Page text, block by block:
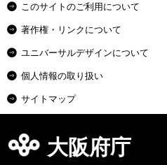
このサイトのご利用について
著作権・リンクについて
ユニバーサルデザインについて
個人情報の取り扱い
サイトマップ
大阪府庁